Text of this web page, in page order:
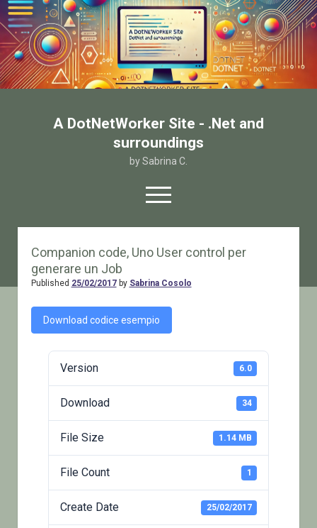
A DotNetWorker Site - .Net and
surroundings
by Sabrina C.
open
menu
twitterfacebook
email-form
Contatto
Companion code, Uno User control per
generare un Job
Published 25/02/2017by Sabrina Cosolo
Download codice esempio
Version 6.0
Download 34
File Size 1.14 MB
File Count 1
Create Date 25/02/2017